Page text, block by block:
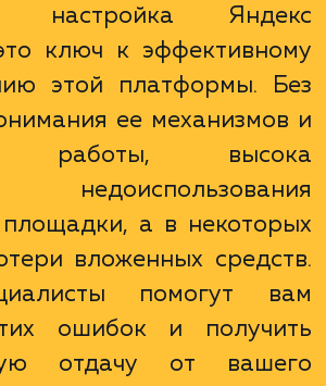
вам
подберем
стратегии
конверсию.
настройка
ключ к
этой платформы.
ее